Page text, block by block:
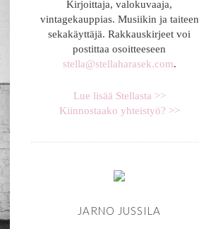
Kirjoittaja, valokuvaaja,
vintagekauppias. Musiikin ja taiteen
sekakäyttäjä. Rakkauskirjeet voi
postittaa osoitteeseen
stella@stellaharasek.com.
Lue lisää Stellasta >>
Kiinnostaako yhteistyö? >>
JARNO JUSSILA